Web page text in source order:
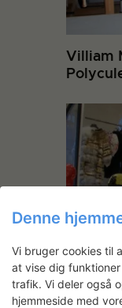
Villiam
Sukker
Denne
Vi bruger cookies til
at vise dig
trafik. Vi deler også
hjemmeside med